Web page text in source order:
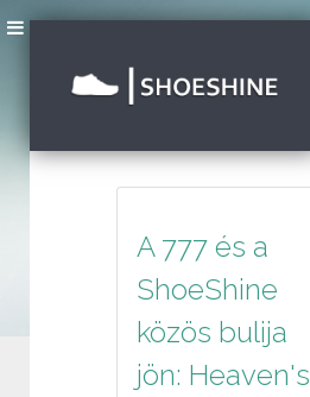
A 777 és a
ShoeShine
közös bulija
jön: Heaven's